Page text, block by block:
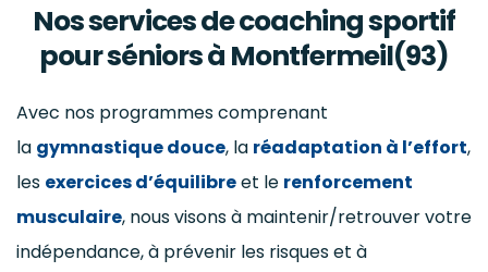
Nos services de coaching sportif
pour séniors à Montfermeil(93)
Avec nos programmes comprenant
la gymnastique douce, la réadaptation à l’effort,
les exercices d’équilibreet le renforcement
musculaire, nous visons à maintenir/retrouver votre
indépendance, à prévenir les risques et à